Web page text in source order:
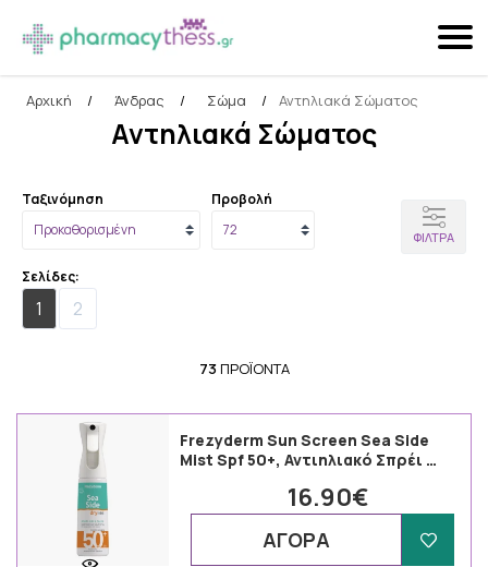
Αναζήτηση
Αρχική / Άνδρας / Σώμα / Αντηλιακά Σώματος
Αντηλιακά Σώματος
Ταξινόμηση Προβολή
Σελίδες:
1 2
ΦΊΛΤΡΑ
73ΠΡΟΪΌΝΤΑ
Frezyderm Sun Screen Sea Side
Mist Spf 50+, Αντιηλιακό Σπρέι …
16.90€
ΑΓΟΡΑ